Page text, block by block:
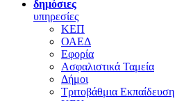
δημόσιες
υπηρεσίες
ΚΕΠ
ΟΑΕΔ
Εφορία
Ασφαλιστικά Ταμεία
Δήμοι
Τριτοβάθμια Εκπαίδευση